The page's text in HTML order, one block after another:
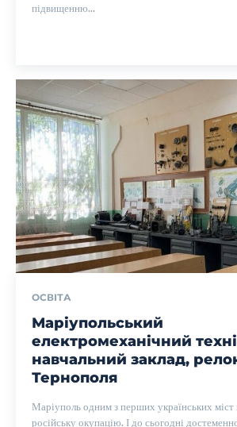
підвищенню...
ОСВІТА
Маріупольський
електромеханічний
навчальний заклад,
Тернополя
Маріуполь одним з перших українських міст
російську окупацію. І до сьогодні